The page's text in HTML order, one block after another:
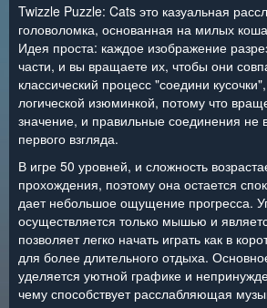
Twizzle Puzzle: Cats это казуальная
головоломка, основанная на милых
Идея проста: каждое изображение
части, и вы вращаете их, чтобы они
классический процесс "соедини
логической изюминкой, потому что
значение, и правильные соединения не
первого взгляда.
В игре 50 уровней, и сложность
прохождения, поэтому она остается
дает небольшое ощущение прогресса.
осуществляется только мышью и
позволяет легко начать играть как в
для более длительного отдыха.
уделяется уютной графике и
чему способствует расслабляющая